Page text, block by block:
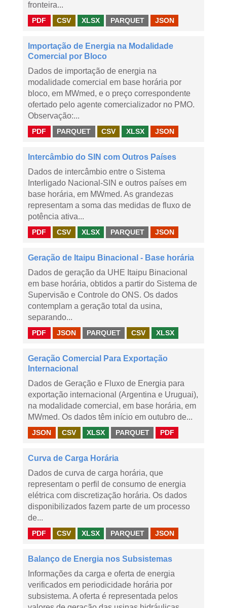
fronteira...
PDF CSV XLSX PARQUET JSON
Importação de Energia na Modalidade
Comercial por Bloco
Dados de importação de energia na
modalidade comercial em base horária por
bloco, em MWmed, e o preço correspondente
ofertado pelo agente comercializador no PMO.
Observação:...
PDF PARQUET CSV XLSX JSON
Intercâmbio do SIN com Outros Países
Dados de intercâmbio entre o Sistema
Interligado Nacional-SIN e outros países em
base horária, em MWmed. As grandezas
representam a soma das medidas de fluxo de
potência ativa...
PDF CSV XLSX PARQUET JSON
Geração de Itaipu Binacional - Base horária
Dados de geração da UHE Itaipu Binacional
em base horária, obtidos a partir do Sistema de
Supervisão e Controle do ONS. Os dados
contemplam a geração total da usina,
separando...
PDF JSON PARQUET CSV XLSX
Geração Comercial Para Exportação
Internacional
Dados de Geração e Fluxo de Energia para
exportação internacional (Argentina e Uruguai),
na modalidade comercial, em base horária, em
MWmed. Os dados têm início em outubro de...
JSON CSV XLSX PARQUET PDF
Curva de Carga Horária
Dados de curva de carga horária, que
representam o perfil de consumo de energia
elétrica com discretização horária. Os dados
disponibilizados fazem parte de um processo
de...
PDF CSV XLSX PARQUET JSON
Balanço de Energia nos Subsistemas
Informações da carga e oferta de energia
verificados em periodicidade horária por
subsistema. A oferta é representada pelos